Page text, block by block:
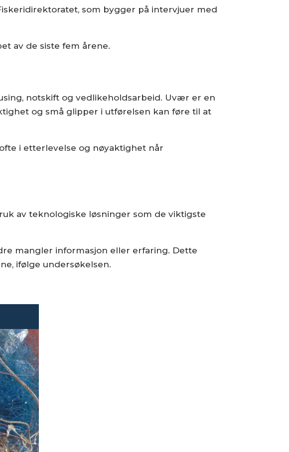
som bygger på intervjuer med
av de siste fem årene.
notskift og vedlikeholdsarbeid. Uvær er en
og små glipper i utførelsen kan føre til at
i etterlevelse og nøyaktighet når
av teknologiske løsninger som de viktigste
mangler informasjon eller erfaring. Dette
ifølge undersøkelsen.